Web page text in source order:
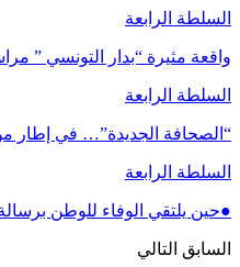
السلطة الرابعة
واقعة مثيرة “بدار التونسي
السلطة الرابعة
“الصحافة الجديدة”… في إطار
السلطة الرابعة
●حين يلتقي الوفاء للوطن
السابق التالي